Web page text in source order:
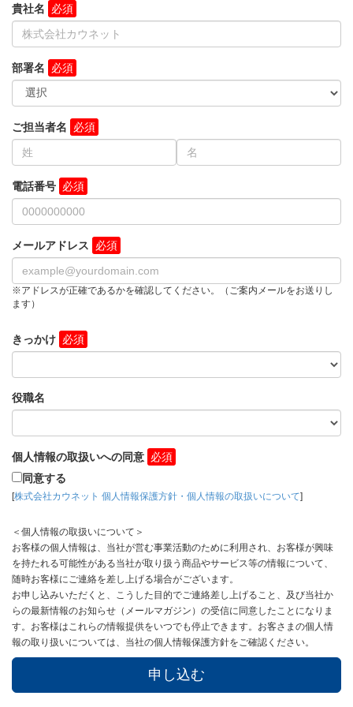
貴社名
部署名
ご担当者名
電話番号
メールアドレス
※アドレスが正確であるかを確認してください。（ご案内メールをお送りし
ます）
きっかけ
役職名
個人情報の取扱いへの同意
同意する
[株式会社カウネット 個人情報保護方針・個人情報の取扱いについて]
＜個人情報の取扱いについて＞
お客様の個人情報は、当社が営む事業活動のために利用され、お客様が興味
を持たれる可能性がある当社が取り扱う商品やサービス等の情報について、
随時お客様にご連絡を差し上げる場合がございます。
お申し込みいただくと、こうした目的でご連絡差し上げること、及び当社か
らの最新情報のお知らせ（メールマガジン）の受信に同意したことになりま
す。お客様はこれらの情報提供をいつでも停止できます。お客さまの個人情
報の取り扱いについては、当社の個人情報保護方針をご確認ください。